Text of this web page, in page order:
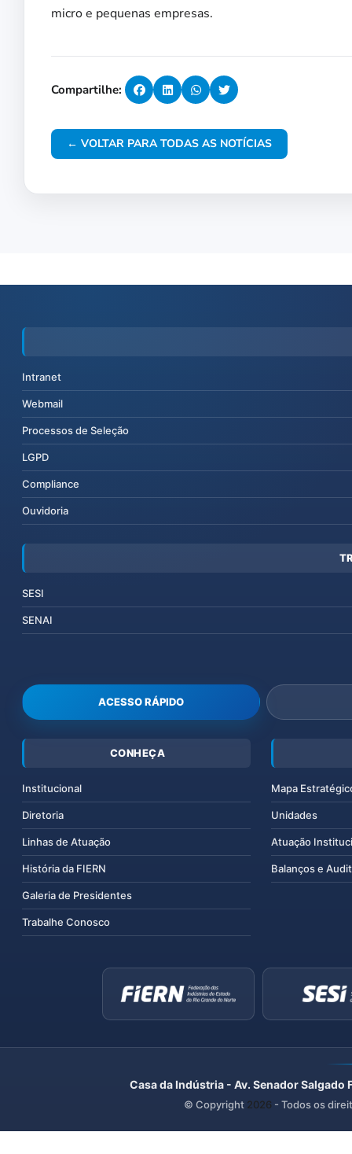
micro e pequenas empresas.
Compartilhe:
← VOLTAR PARA TODAS AS NOTÍCIAS
Intranet
Webmail
Processos de Seleção
LGPD
Compliance
Ouvidoria
SESI
SENAI
ACESSO RÁPIDO
CONHEÇA
Institucional
Diretoria
Linhas de Atuação
História da FIERN
Galeria de Presidentes
Trabalhe Conosco
Mapa
Unidades
Atuação
Balanços e
Casa da Indústria - Av. Senador
© Copyright 2026 - Todos os